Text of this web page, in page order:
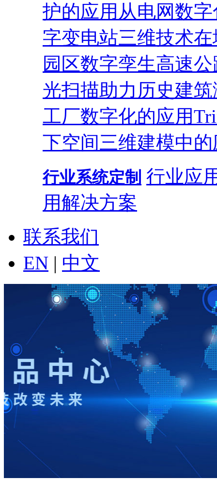
护的应用 从电网数
字变电站三维技术
园区数字孪生高速
光扫描助力历史建
工厂数字化的应用
下空间三维建模中
行业系统定制 行业应
用解决方案
联系我们
EN | 中文